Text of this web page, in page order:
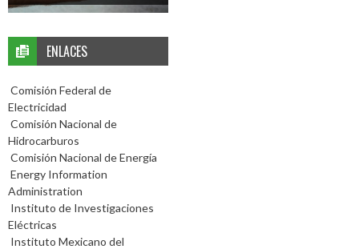
ENLACES
Comisión Federal de
Electricidad
Comisión Nacional de
Hidrocarburos
Comisión Nacional de Energía
Energy Information
Administration
Instituto de Investigaciones
Eléctricas
Instituto Mexicano del